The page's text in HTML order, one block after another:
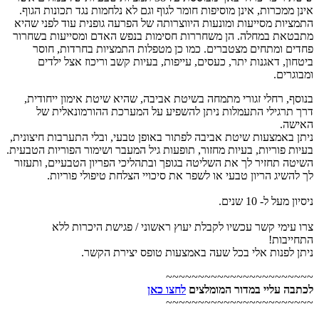
אינן ממכרות, אינן מוסיפות חומר לגוף וגם לא נלחמות נגד תכונות הגוף.
התמציות מסייעות ומונעות היווצרותה של הפרעה גופנית עוד לפני שהיא
מתבטאת במחלה. הן משחררות חסימות בנפש האדם ומסייעות בשחרור
פחדים ומתחים מצטברים. כמו כן מטפלות התמציות בחרדות, חוסר
ביטחון, דאגנות יתר, כעסים, עייפות, בעיות קשב וריכוז אצל ילדים
ומבוגרים.
בנוסף, רחלי זגורי מתמחה בשיטת אביבה, שהיא שיטת אימון ייחודית,
דרך תרגילי התעמלות ניתן להשפיע על המערכת ההורמונאלית של
האישה.
ניתן באמצעות שיטת אביבה לפתור באופן טבעי, ובלי התערבות חיצונית,
בעיות פוריות, בעיות מחזור, תופעות גיל המעבר ושימור הפוריות הטבעית.
השיטה תחזיר לך את השליטה בגופך ובתהליכי הפריון הטבעיים, ותעזור
לך להשיג הריון טבעי או לשפר את סיכויי הצלחת טיפולי פוריות.
ניסיון מעל ל- 10 שנים.
צרו עימי קשר עכשיו לקבלת יעוץ ראשוני / פגישת היכרות ללא
התחייבות!
ניתן לפנות אלי בכל שעה באמצעות טופס יצירת הקשר.
~~~~~~~~~~~~~~~~~~~~~~~
לכתבה עליי במדור המומלצים לחצו כאן
~~~~~~~~~~~~~~~~~~~~~~~